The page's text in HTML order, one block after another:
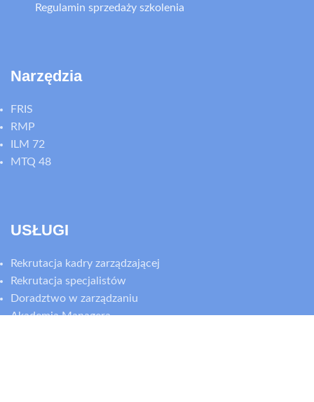
Regulamin sprzedaży szkolenia
Narzędzia
FRIS
RMP
ILM 72
MTQ 48
USŁUGI
Rekrutacja kadry zarządzającej
Rekrutacja specjalistów
Doradztwo w zarządzaniu
Akademia Managera